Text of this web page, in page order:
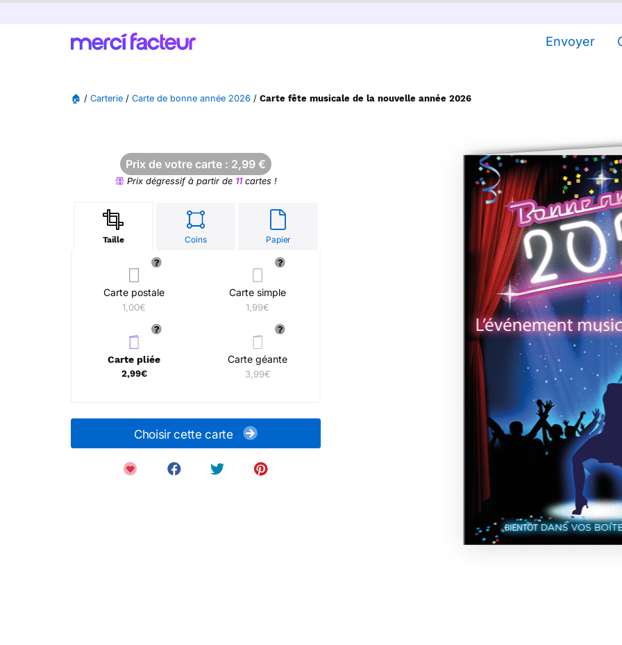
Envoyer
🏠 / Carterie / Carte de bonne année 2026 / Carte fête musicale de la nouvelle année 2026
Prix de votre carte : 2,99 €
Prix dégressif à partir de 11cartes !
Taille Coins Papier
Carte postale
1,00€
Carte simple
1,99€
Carte pliée
2,99€
Carte géante
3,99€
Choisir cette carte